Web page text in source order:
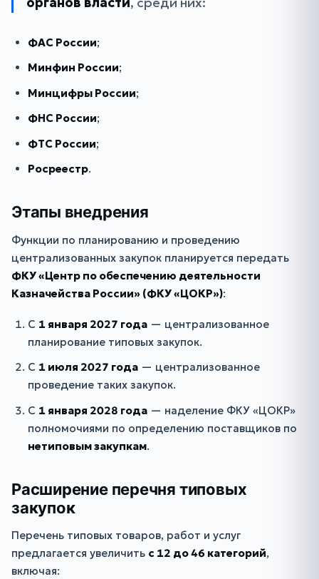
ФАС России;
Минфин России;
Минцифры России;
ФНС России;
ФТС России;
Росреестр.
Этапы внедрения
Функции по планированию и проведению
централизованных закупок планируется передать
ФКУ «Центр по обеспечению деятельности
Казначейства России» (ФКУ «ЦОКР»):
С 1 января 2027 года — централизованное
планирование типовых закупок.
С 1 июля 2027 года — централизованное
проведение таких закупок.
С 1 января 2028 года — наделение ФКУ «ЦОКР»
полномочиями по определению поставщиков по
нетиповым закупкам.
Расширение перечня типовых
закупок
Перечень типовых товаров, работ и услуг
предлагается увеличить с 12 до 46 категорий,
включая: